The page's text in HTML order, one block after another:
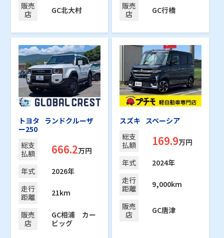
販売
店
GC北大村
販売
店
GC行橋
トヨタ ランドクルーザ
ー250
総支
払額
666.2万円
年式
2026年
走行
距離
21km
販売
店
GC相浦 カー
ビッグ
スズキ
スペーシア
総支
払額
169.9万円
年式
2024年
走行
距離
9,000km
販売
店
GC唐津